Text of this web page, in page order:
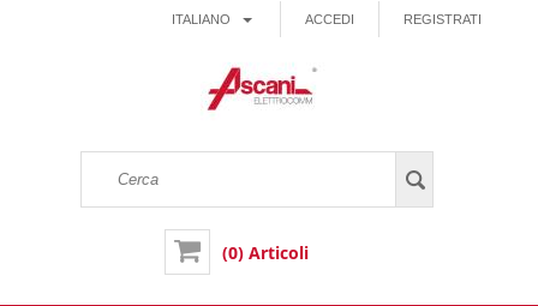
ACCEDI REGISTRATI
ITALIANO
(0) Articoli